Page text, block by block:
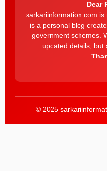
Dear
sarkariinformation.com
is a personal blog
government schemes.
updated details, but
© 2025